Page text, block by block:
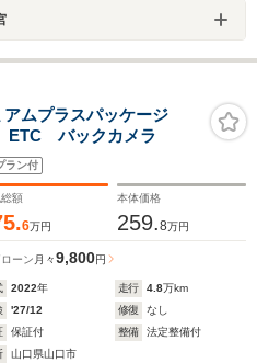
ムプラスパッケージ
バックカメラ
ラン付
額
6万円
本体価格
259.8万円
ーン 月々9,800円
2022年 走行 4.8万km
'27/12 修復
なし
保証付 整備
法定整備付
山口県山口市